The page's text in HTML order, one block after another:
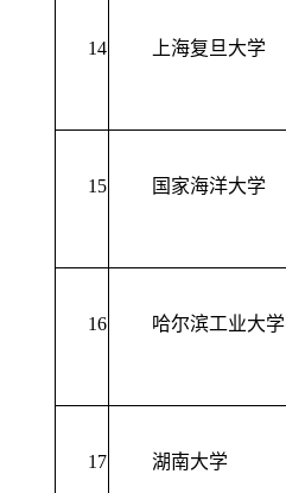
14 上海复旦大学
15 国家海洋大学
16 哈尔滨工业大学
17 湖南大学